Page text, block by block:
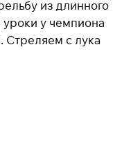
из длинного
уроки у чемпиона
с лука